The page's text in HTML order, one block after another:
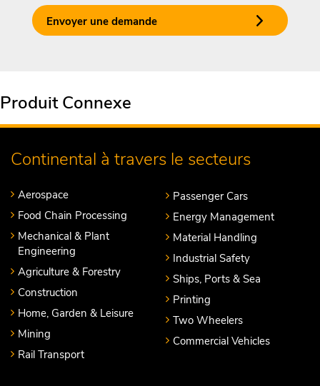
Envoyer une demande
Produit Connexe
Continental à travers le secteurs
Aerospace
Food Chain Processing
Mechanical & Plant
Engineering
Agriculture & Forestry
Construction
Home, Garden & Leisure
Mining
Rail Transport
Passenger Cars
Energy Management
Material Handling
Industrial Safety
Ships, Ports & Sea
Printing
Two Wheelers
Commercial Vehicles